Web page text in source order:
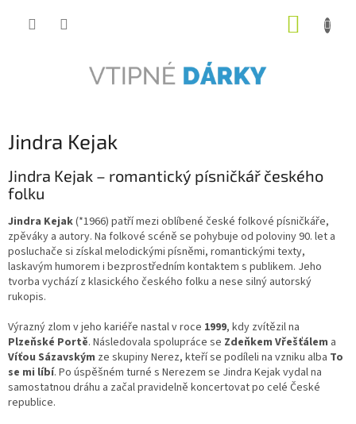
Jindra Kejak
Jindra Kejak – romantický písničkář českého
folku
Jindra Kejak(*1966) patří mezi oblíbené české folkové písničkáře,
zpěváky a autory. Na folkové scéně se pohybuje od poloviny 90. let a
posluchače si získal melodickými písněmi, romantickými texty,
laskavým humorem i bezprostředním kontaktem s publikem. Jeho
tvorba vychází z klasického českého folku a nese silný autorský
rukopis.
Výrazný zlom v jeho kariéře nastal v roce 1999, kdy zvítězil na
Plzeňské Portě. Následovala spolupráce se Zdeňkem Vřešťálem a
Víťou Sázavským ze skupiny Nerez, kteří se podíleli na vzniku alba To
se mi líbí. Po úspěšném turné s Nerezem se Jindra Kejak vydal na
samostatnou dráhu a začal pravidelně koncertovat po celé České
republice.